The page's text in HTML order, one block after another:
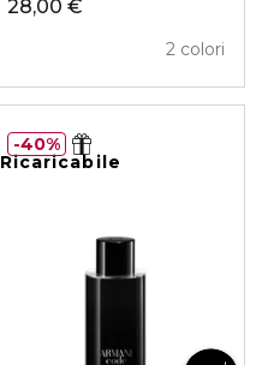
28,00 €
2 colori
Ricaricabile
40%